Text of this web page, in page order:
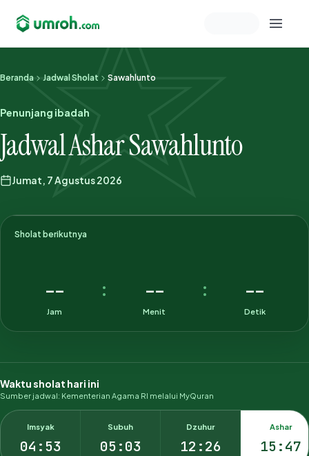
Memeriksa sesi akun
Beranda Jadwal Sholat Sawahlunto
Penunjang ibadah
Jadwal Ashar Sawahlunto
Jumat, 7 Agustus 2026
Sholat berikutnya
--
Jam
: --
Menit
: --
Detik
Waktu sholat hari ini
Sumber jadwal: Kementerian Agama RI melalui MyQuran
Imsyak
04:53
Subuh
05:03
Dzuhur
12:26
Ashar
15:47